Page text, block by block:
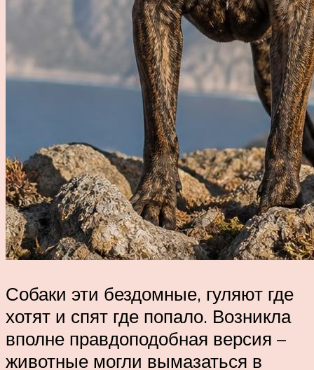
Собаки эти бездомные, гуляют где
хотят и спят где попало. Возникла
вполне правдоподобная версия –
животные могли вымазаться в